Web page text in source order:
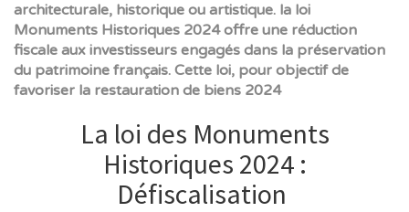
architecturale, historique ou artistique. la loi
Monuments Historiques 2024 offre une réduction
fiscale aux investisseurs engagés dans la préservation
du patrimoine français. Cette loi, pour objectif de
favoriser la restauration de biens 2024
La loi des Monuments
Historiques 2024 :
Défiscalisation